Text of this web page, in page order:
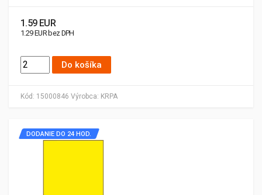
Kód: 15000846 Výrobca: KRPA
1.59 EUR
1.29 EUR bez DPH
Do košíka
DODANIE DO 24 HOD.